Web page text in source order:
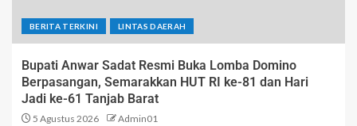
BERITA TERKINI LINTAS DAERAH
Bupati Anwar Sadat Resmi Buka Lomba Domino
Berpasangan, Semarakkan HUT RI ke-81 dan Hari
Jadi ke-61 Tanjab Barat
5 Agustus 2026 Admin01